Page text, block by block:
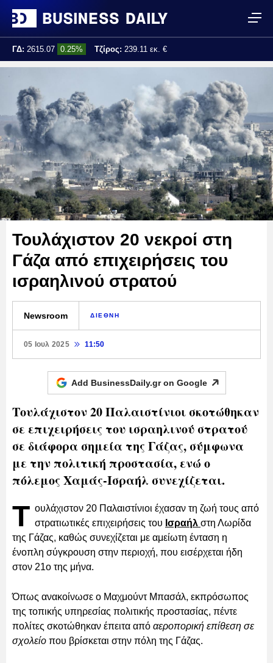
ΓΔ: 2615.07 0.25% Τζίρος: 239.11 εκ. €
Τουλάχιστον 20 νεκροί στη
Γάζα από επιχειρήσεις του
ισραηλινού στρατού
Newsroom ΔΙΕΘΝΗ
05 Ιουλ 2025 11:50
Add BusinessDaily.gr on Google
Τουλάχιστον 20 Παλαιστίνιοι σκοτώθηκαν
σε επιχειρήσεις του ισραηλινού στρατού
σε διάφορα σημεία της Γάζας, σύμφωνα
με την πολιτική προστασία, ενώ ο
πόλεμος Χαμάς-Ισραήλ συνεχίζεται.
Τ ουλάχιστον 20 Παλαιστίνιοι έχασαν τη ζωή τους από
στρατιωτικές επιχειρήσεις του Ισραήλ στη Λωρίδα
της Γάζας, καθώς συνεχίζεται με αμείωτη ένταση η
ένοπλη σύγκρουση στην περιοχή, που εισέρχεται ήδη
στον 21ο της μήνα.
Όπως ανακοίνωσε ο Μαχμούντ Μπασάλ, εκπρόσωπος
της τοπικής υπηρεσίας πολιτικής προστασίας, πέντε
πολίτες σκοτώθηκαν έπειτα από αεροπορική επίθεση σε
σχολείο που βρίσκεται στην πόλη της Γάζας.